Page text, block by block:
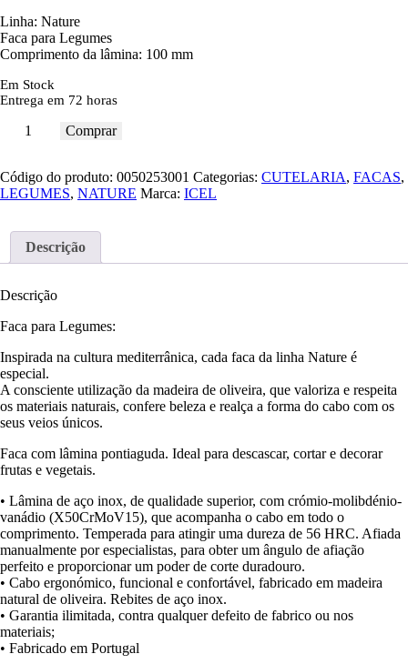
Linha: Nature
Faca para Legumes
Comprimento da lâmina: 100 mm
Em Stock
Entrega em 72 horas
Comprar
Código do produto: 0050253001 Categorias: CUTELARIA, FACAS,
LEGUMES, NATURE Marca: ICEL
Descrição
Descrição
Faca para Legumes:
Inspirada na cultura mediterrânica, cada faca da linha Nature é
especial.
A consciente utilização da madeira de oliveira, que valoriza e respeita
os materiais naturais, confere beleza e realça a forma do cabo com os
seus veios únicos.
Faca com lâmina pontiaguda. Ideal para descascar, cortar e decorar
frutas e vegetais.
• Lâmina de aço inox, de qualidade superior, com crómio-molibdénio-
vanádio (X50CrMoV15), que acompanha o cabo em todo o
comprimento. Temperada para atingir uma dureza de 56 HRC. Afiada
manualmente por especialistas, para obter um ângulo de afiação
perfeito e proporcionar um poder de corte duradouro.
• Cabo ergonómico, funcional e confortável, fabricado em madeira
natural de oliveira. Rebites de aço inox.
• Garantia ilimitada, contra qualquer defeito de fabrico ou nos
materiais;
• Fabricado em Portugal